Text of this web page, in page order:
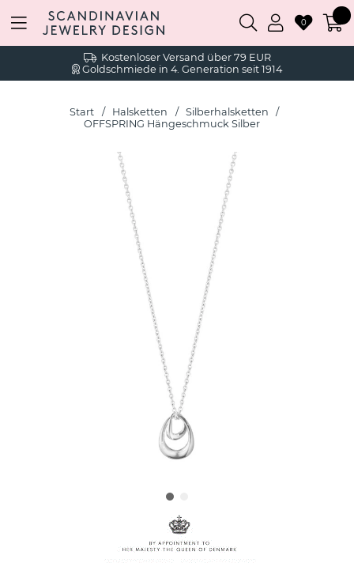
Kostenloser Versand über 79 EUR
Goldschmiede in 4. Generation seit 1914
0
Start Halsketten
Silberhalsketten
OFFSPRING Hängeschmuck Silber